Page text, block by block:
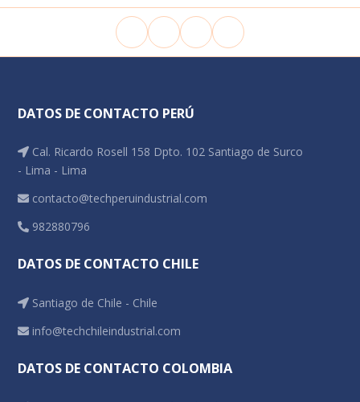
DATOS DE CONTACTO PERÚ
Cal. Ricardo Rosell 158 Dpto. 102 Santiago de Surco
- Lima - Lima
contacto@techperuindustrial.com
982880796
DATOS DE CONTACTO CHILE
Santiago de Chile - Chile
info@techchileindustrial.com
DATOS DE CONTACTO COLOMBIA